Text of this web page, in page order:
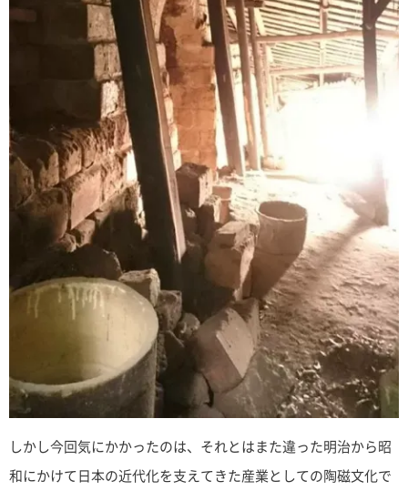
しかし今回気にかかったのは、それとはまた違った明治から昭
和にかけて日本の近代化を支えてきた産業としての陶磁文化で